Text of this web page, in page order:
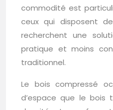
commodité est
ceux qui disposent
recherchent une
pratique et moins
traditionnel.
Le bois compressé
d’espace que le bois